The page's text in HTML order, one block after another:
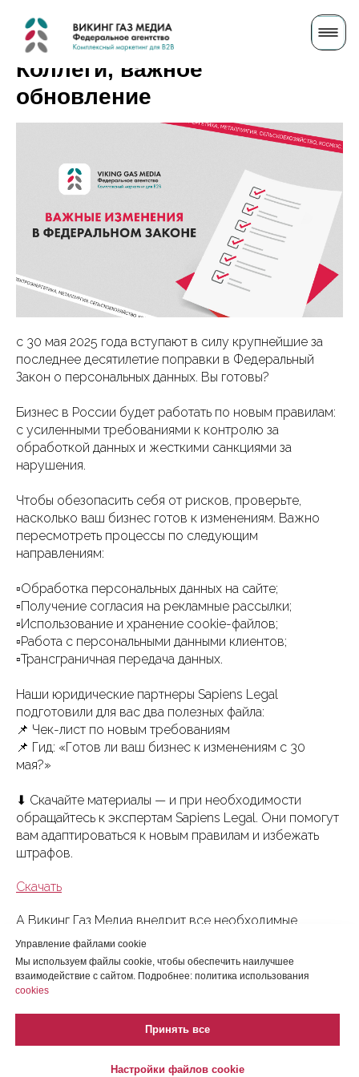
Управление файлами cookie
Мы используем файлы cookie, чтобы обеспечить наилучшее
взаимодействие с сайтом. Подробнее: политика использования
cookies
Принять все
Настройки файлов cookie
Коллеги, важное
обновление
с 30 мая 2025 года вступают в силу крупнейшие за
последнее десятилетие поправки в Федеральный
Закон о персональных данных. Вы готовы?
Бизнес в России будет работать по новым правилам:
с усиленными требованиями к контролю за
обработкой данных и жесткими санкциями за
нарушения.
Чтобы обезопасить себя от рисков, проверьте,
насколько ваш бизнес готов к изменениям. Важно
пересмотреть процессы по следующим
направлениям:
▫️Обработка персональных данных на сайте;
▫️Получение согласия на рекламные рассылки;
▫️Использование и хранение cookie-файлов;
▫️Работа с персональными данными клиентов;
▫️Трансграничная передача данных.
Наши юридические партнеры Sapiens Legal
подготовили для вас два полезных файла:
📌 Чек-лист по новым требованиям
📌 Гид: «Готов ли ваш бизнес к изменениям с 30
мая?»
⬇ Скачайте материалы — и при необходимости
обращайтесь к экспертам Sapiens Legal. Они помогут
вам адаптироваться к новым правилам и избежать
штрафов.
Скачать
А Викинг Газ Медиа внедрит все необходимые
изменения, перечисленные в чек-листе, чтобы ваш
сайт полностью соответствовал обновленному
законодательству (в рамках услуги «Техническая
поддержка сайта»).